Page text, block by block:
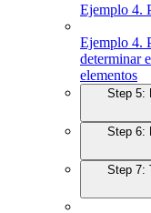
Ejemplo 4.
Ejemplo 4.
determinar
elementos
Step 5:
Step 6:
Step 7: